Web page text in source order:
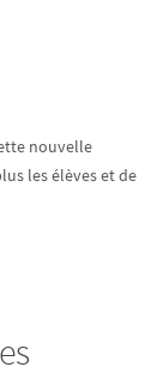
nouvelle
les élèves et de